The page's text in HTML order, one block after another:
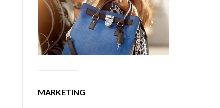
MARKETING